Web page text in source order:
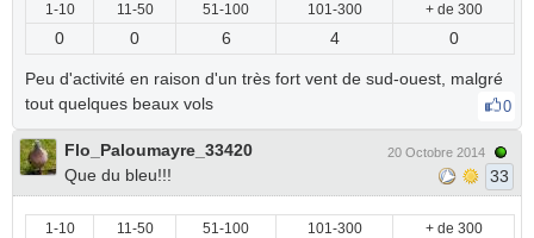
1-10 11-50 51-100 101-300 + de 300
0 0 6 4 0
Peu d'activité en raison d'un très fort vent de sud-ouest, malgré
tout quelques beaux vols
0
Flo_Paloumayre_33420
Que du bleu!!!
20 Octobre 2014
33
1-10 11-50 51-100 101-300 + de 300